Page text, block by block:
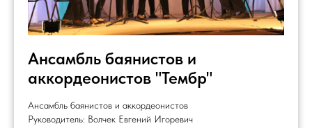
Ансамбль баянистов и
аккордеонистов "Тембр"
Ансамбль баянистов и аккордеонистов
Руководитель: Волчек Евгений Игоревич